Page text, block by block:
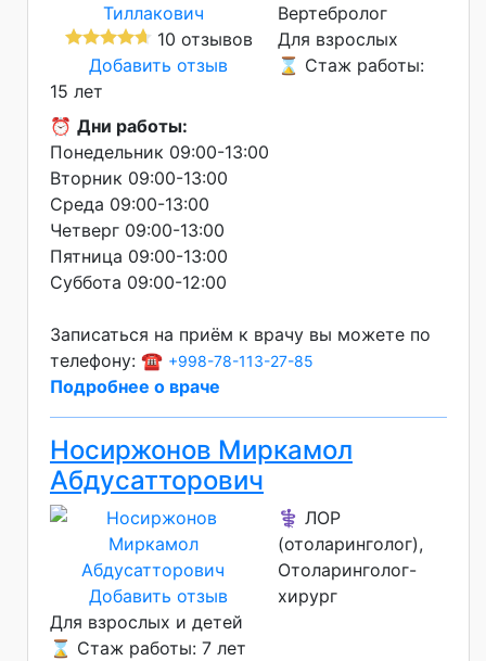
10 отзывов
Добавить отзыв
Вертебролог
Для взрослых
⌛ Стаж работы:
15 лет
⏰ Дни работы:
Понедельник 09:00-13:00
Вторник 09:00-13:00
Среда 09:00-13:00
Четверг 09:00-13:00
Пятница 09:00-13:00
Суббота 09:00-12:00
Записаться на приём к врачу вы можете по
телефону: ☎️ +998-78-113-27-85
Подробнее о враче
Носиржонов Миркамол
Абдусатторович
Добавить отзыв
⚕️ ЛОР
(отоларинголог),
Отоларинголог-
хирург
Для взрослых и детей
⌛ Стаж работы: 7 лет